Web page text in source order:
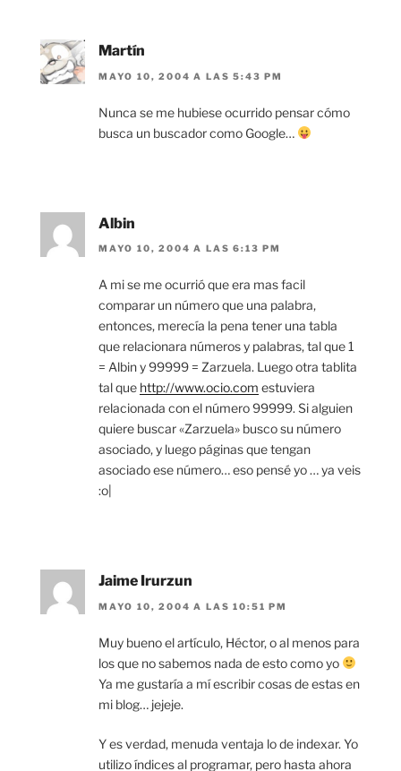
Martín
MAYO 10, 2004 A LAS 5:43 PM
Nunca se me hubiese ocurrido pensar cómo
busca un buscador como Google…
Albin
MAYO 10, 2004 A LAS 6:13 PM
A mi se me ocurrió que era mas facil
comparar un número que una palabra,
entonces, merecía la pena tener una tabla
que relacionara números y palabras, tal que 1
= Albin y 99999 = Zarzuela. Luego otra tablita
tal que http://www.ocio.com estuviera
relacionada con el número 99999. Si alguien
quiere buscar «Zarzuela» busco su número
asociado, y luego páginas que tengan
asociado ese número… eso pensé yo … ya veis
:o|
Jaime Irurzun
MAYO 10, 2004 A LAS 10:51 PM
Muy bueno el artículo, Héctor, o al menos para
los que no sabemos nada de esto como yo
Ya me gustaría a mí escribir cosas de estas en
mi blog… jejeje.
Y es verdad, menuda ventaja lo de indexar. Yo
utilizo índices al programar, pero hasta ahora